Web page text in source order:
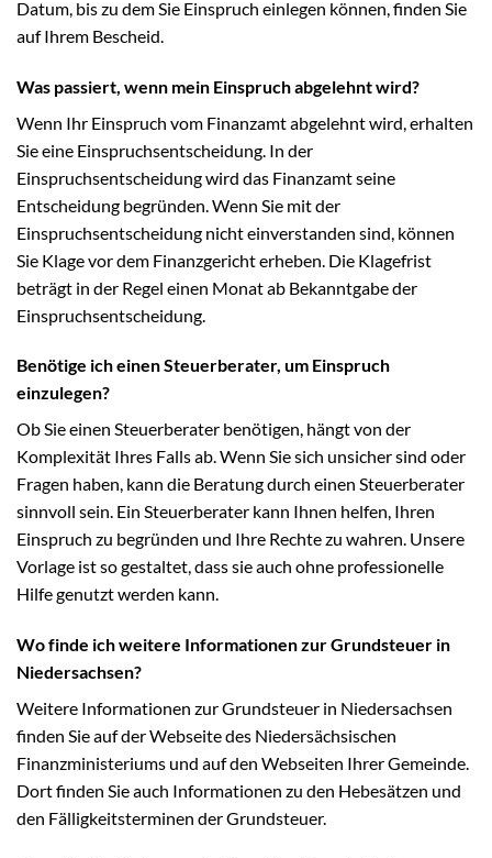
Datum, bis zu dem Sie Einspruch einlegen können, finden Sie
auf Ihrem Bescheid.
Was passiert, wenn mein Einspruch abgelehnt wird?
Wenn Ihr Einspruch vom Finanzamt abgelehnt wird, erhalten
Sie eine Einspruchsentscheidung. In der
Einspruchsentscheidung wird das Finanzamt seine
Entscheidung begründen. Wenn Sie mit der
Einspruchsentscheidung nicht einverstanden sind, können
Sie Klage vor dem Finanzgericht erheben. Die Klagefrist
beträgt in der Regel einen Monat ab Bekanntgabe der
Einspruchsentscheidung.
Benötige ich einen Steuerberater, um Einspruch
einzulegen?
Ob Sie einen Steuerberater benötigen, hängt von der
Komplexität Ihres Falls ab. Wenn Sie sich unsicher sind oder
Fragen haben, kann die Beratung durch einen Steuerberater
sinnvoll sein. Ein Steuerberater kann Ihnen helfen, Ihren
Einspruch zu begründen und Ihre Rechte zu wahren. Unsere
Vorlage ist so gestaltet, dass sie auch ohne professionelle
Hilfe genutzt werden kann.
Wo finde ich weitere Informationen zur Grundsteuer in
Niedersachsen?
Weitere Informationen zur Grundsteuer in Niedersachsen
finden Sie auf der Webseite des Niedersächsischen
Finanzministeriums und auf den Webseiten Ihrer Gemeinde.
Dort finden Sie auch Informationen zu den Hebesätzen und
den Fälligkeitsterminen der Grundsteuer.